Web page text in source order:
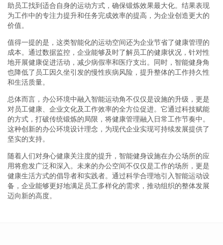
助员工找到适合自身的运动方式，确保锻炼效果最大化。结果表现
为工作中的专注力提升和任务完成效率的提高，为企业创造更大的
价值。
值得一提的是，这类智能化的运动空间还为企业节省了健康管理的
成本。通过数据监控，企业能够及时了解员工的健康状况，针对性
地开展健康促进活动，减少病假率和医疗支出。同时，智能健身角
也降低了员工因久坐引发的慢性疾病风险，提升整体的工作持久性
和生活质量。
总体而言，办公环境中融入智能运动角不仅仅是设施的升级，更是
对员工健康、企业文化及工作效率的全方位促进。它通过科技赋能
的方式，打破传统锻炼的局限，将健康管理融入日常工作节奏中。
这种创新的办公环境设计理念，为现代企业实现可持续发展提供了
坚实的支持。
随着人们对身心健康关注度的提升，智能健身设施在办公场所的应
用将愈发广泛和深入。未来的办公空间不仅仅是工作的场所，更是
健康生活方式的倡导者和实践者。通过科学合理地引入智能运动设
备，企业能够更好地满足员工多样化的需求，推动组织的整体发展
迈向新的高度。